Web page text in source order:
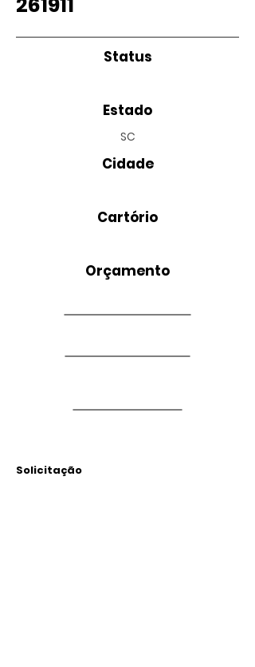
Status
Estado
SC
Cidade
Cartório
Orçamento
Solicitação